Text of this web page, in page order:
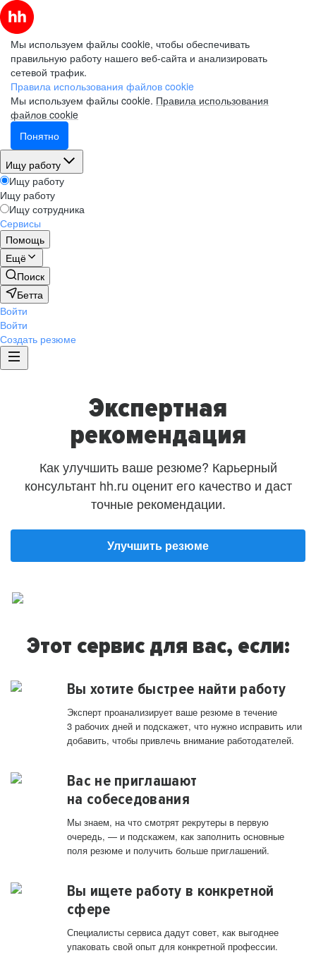
Мы используем файлы cookie, чтобы обеспечивать
правильную работу нашего веб-сайта и анализировать
сетевой трафик.
Правила использования файлов cookie
Мы используем файлы cookie. Правила использования
файлов cookie
Понятно
Ищу работу
Ищу работу
Ищу работу
Ищу сотрудника
Сервисы
Помощь
Ещё
Поиск
Бетта
Войти
Войти
Создать резюме
Экспертная
рекомендация
Как улучшить ваше резюме? Карьерный
консультант hh.ru оценит его качество и даст
точные рекомендации.
Улучшить резюме
Этот сервис для вас, если:
Вы хотите быстрее найти работу
Эксперт проанализирует ваше резюме в течение
3 рабочих дней и подскажет, что нужно исправить или
добавить, чтобы привлечь внимание работодателей.
Вас не приглашают
на собеседования
Мы знаем, на что смотрят рекрутеры в первую
очередь, — и подскажем, как заполнить основные
поля резюме и получить больше приглашений.
Вы ищете работу в конкретной
сфере
Специалисты сервиса дадут совет, как выгоднее
упаковать свой опыт для конкретной профессии.